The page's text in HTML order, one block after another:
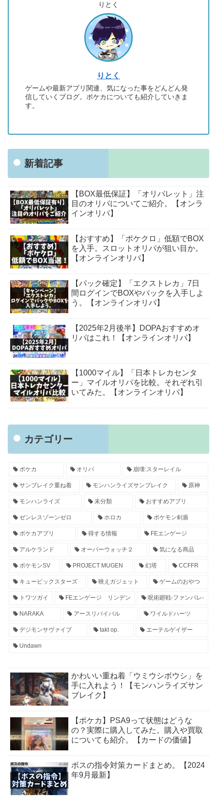
りとく
りとく
ゲームや最新アプリ関連、気になった事をどんどん発
信していくブログ。ポケカについても紹介していきま
す。
新着記事
【BOX最低保証】「オリパレット」注
目のオリパについてご紹介。【オンラ
インオリパ】
【おすすめ】「ポケクロ」低額でBOX
を入手。スロットオリパが狙い目か。
【オンラインオリパ】
【パック確定】「エクストレカ」7日
間ログインでBOXやパックを入手しよ
う。【オンラインオリパ】
【2025年2月後半】DOPAおすすめオ
リパはこれ！【オンラインオリパ】
【1000マイル】「日本トレカセンタ
ー」マイルオリパを比較。それぞれ引
いてみた。【オンラインオリパ】
カテゴリー
ポケカ オリパ 崩壊:スターレイル
サンブレイク重ね着 モンハンライズサンブレイク 原神
モンハンライズ 未分類 おすすめアプリ
ゼンレスゾーンゼロ ホロカ ポケモン剣盾
ポケカアプリ 得する情報 FEエンゲージ
アルケランド オーバーウォッチ２ 気になる商品
ポケモンSV PROJECT MUGEN 幻塔 CCFFR
キュービックスターズ 映えガジェット ゲームのおやつ
トワツガイ FEエンゲージ リンデン 呪術廻戦-ファンパレ-
NARAKA アースリバイバル ワイルドハーツ
デジモンサヴァイブ takt op. エーテルゲイザー
Undawn
かわいい重ね着「ウミウシボウシ」を
手に入れよう！【モンハンライズサン
ブレイク】
【ポケカ】PSA9って状態はどうな
の？実際に購入してみた。購入や買取
についても紹介。【カードの価値】
ボスの指令対策カードまとめ。【2024
年9月最新】